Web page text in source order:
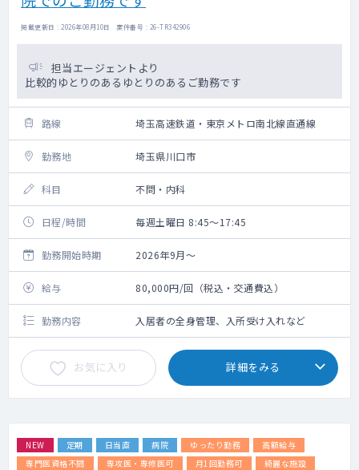
掲載更新日 : 2026年08月10日 案件番号 : 26-TR342906
担当エージェントより
比較的ゆとりのあるゆとりのあるご勤務です
路線 埼玉高速鉄道・東京メトロ南北線直通線
勤務地 埼玉県川口市
科目 不問・内科
日程/時間 毎週土曜日 8:45～17:45
勤務開始時期 2026年9月～
給与 80,000円/回（税込・交通費込）
勤務内容 入居者の全身管理、入所受け入れなど
お気に入り 詳細をみる
NEW 定期 日当直 病院 ゆったり勤務
高額給与
専門医資格不問
専攻医・専修医可 月1回勤務可
綺麗な施設